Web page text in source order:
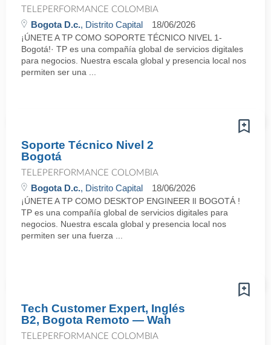
TELEPERFORMANCE COLOMBIA
Bogota D.c., Distrito Capital 18/06/2026
¡ÚNETE A TP COMO SOPORTE TÉCNICO NIVEL 1-
Bogotá!· TP es una compañía global de servicios digitales
para negocios. Nuestra escala global y presencia local nos
permiten ser una ...
Soporte Técnico Nivel 2
Bogotá
TELEPERFORMANCE COLOMBIA
Bogota D.c., Distrito Capital 18/06/2026
¡ÚNETE A TP COMO DESKTOP ENGINEER lI BOGOTÁ !
TP es una compañía global de servicios digitales para
negocios. Nuestra escala global y presencia local nos
permiten ser una fuerza ...
Tech Customer Expert, Inglés
B2, Bogota Remoto — Wah
TELEPERFORMANCE COLOMBIA